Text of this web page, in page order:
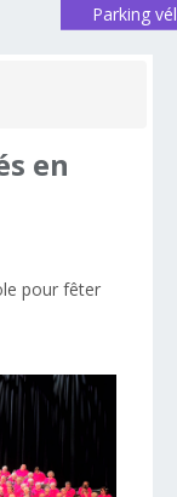
Parking
en
pour fêter